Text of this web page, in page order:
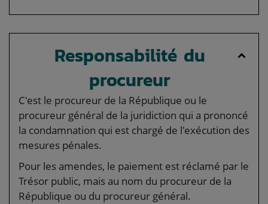
Responsabilité du
procureur
C'est le procureur de la République ou le
procureur général de la juridiction qui a prononcé
la condamnation qui est chargé de l'exécution des
mesures pénales.
Pour les amendes, le paiement est réclamé par le
Trésor public, mais au nom du procureur de la
République ou du procureur général.